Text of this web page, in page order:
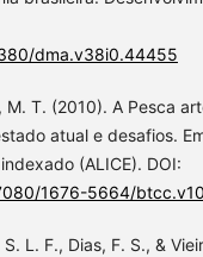
dma.v38i0.44455
M. T. (2010). A Pesca
atual e desafios.
(ALICE). DOI:
1676-5664/
L. F., Dias, F. S., &